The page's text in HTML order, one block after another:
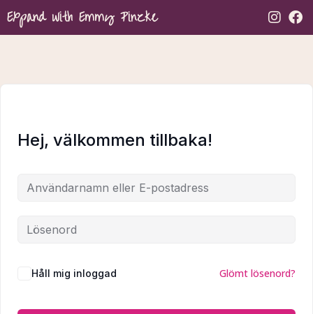
Expand with Emmy Pinzke
Hej, välkommen tillbaka!
Håll mig inloggad Glömt lösenord?